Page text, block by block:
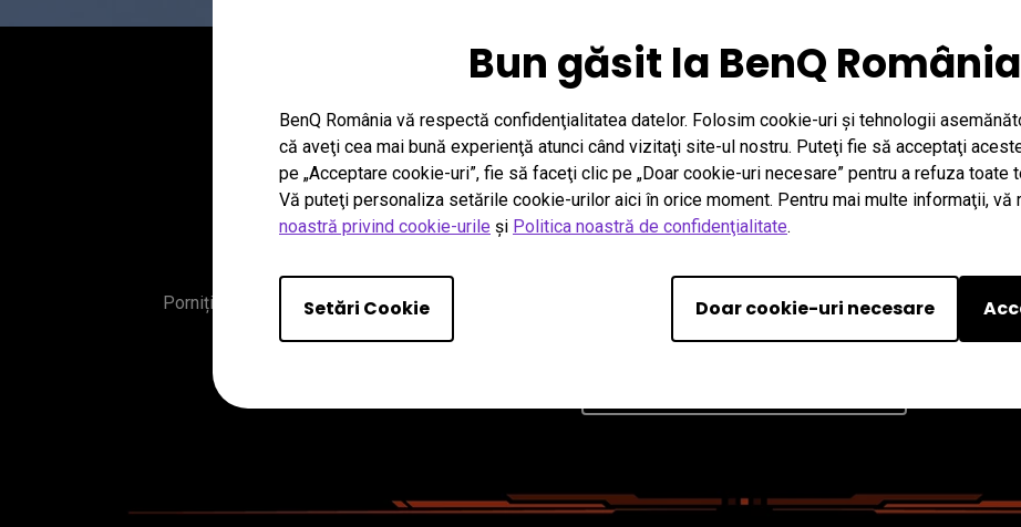
Bun găsit la BenQ România
BenQ România vă respectă confidenţialitatea datelor. Folosim cookie-uri şi tehnologii
că aveţi cea mai bună experienţă atunci când vizitaţi site-ul nostru. Puteţi fie să acceptaţi
pe „Acceptare cookie-uri”, fie să faceţi clic pe „Doar cookie-uri necesare” pentru a refuza toate
Vă puteţi personaliza setările cookie-urilor aici în orice moment. Pentru mai multe informaţii, vă
noastră privind cookie-urile şi Politica noastră de confidenţialitate.
Setări Cookie Doar cookie-uri necesare
Explorarea detaliilor, peste
Porniți într-o aventură cu optimizarea exclusivă a detaliilor vizuale inteligente MOBIUZ, descoperind lucruri